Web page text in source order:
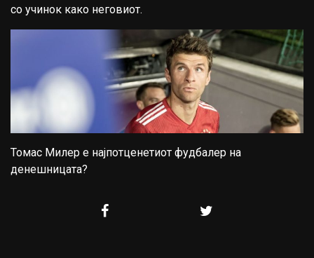
со учинок како неговиот.
Томас Милер е најпотценетиот фудбалер на
денешницата?